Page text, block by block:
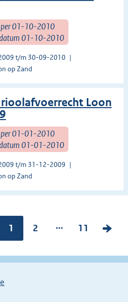
per 01-10-2010
01-10-2010
t/m 30-09-2010
op Zand
Loon
per 01-01-2010
01-01-2010
t/m 31-12-2009
op Zand
Pagina:
1
P
g
2 ...
P
g
11
V
l